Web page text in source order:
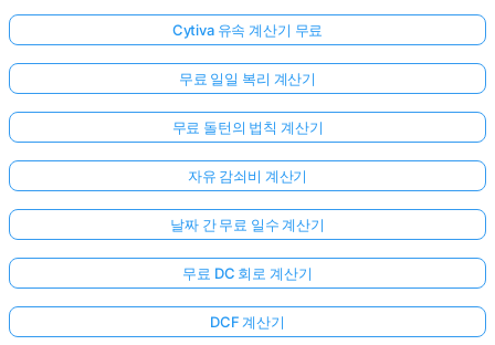
Cytiva 유속 계산기 무료
무료 일일 복리 계산기
무료 돌턴의 법칙 계산기
자유 감쇠비 계산기
날짜 간 무료 일수 계산기
무료 DC 회로 계산기
DCF 계산기